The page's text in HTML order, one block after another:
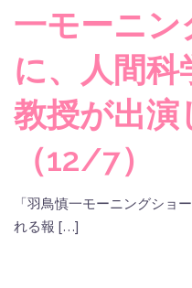
一モーニン
に、人間科
教授が出演
（12/7）
「羽鳥慎一モーニングショ
れる報 […]